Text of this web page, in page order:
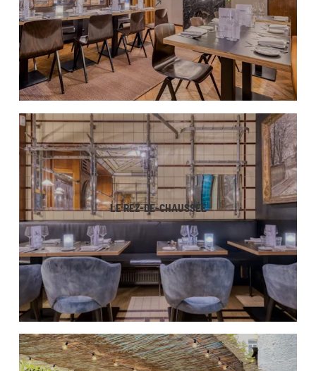
LE REZ-DE-CHAUSSÉE